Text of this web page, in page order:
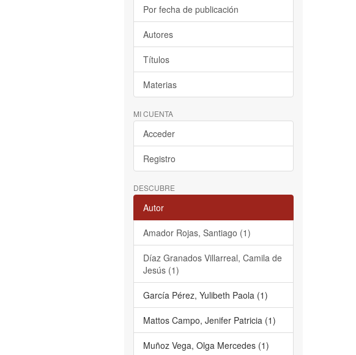
Por fecha de publicación
Autores
Títulos
Materias
MI CUENTA
Acceder
Registro
DESCUBRE
Autor
Amador Rojas, Santiago (1)
Díaz Granados Villarreal, Camila de
Jesús (1)
García Pérez, Yulibeth Paola (1)
Mattos Campo, Jenifer Patricia (1)
Muñoz Vega, Olga Mercedes (1)